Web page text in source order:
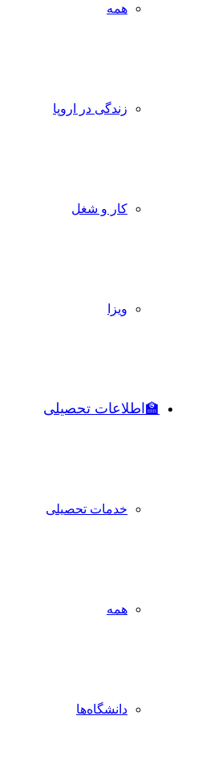
همه
زندگی در اروپا
کار و شغل
ویزا
🏫اطلاعات تحصیلی
خدمات تحصیلی
همه
دانشگاه‌ها